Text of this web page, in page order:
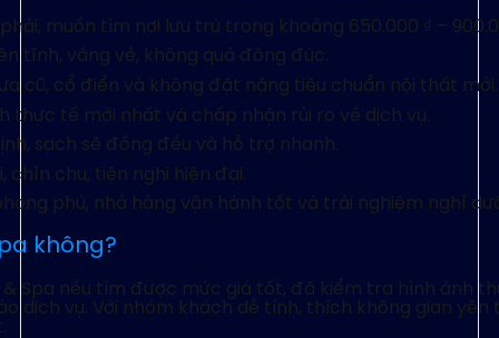
muốn tìm nơi lưu trú trong khoảng 650.000 ₫ –
tĩnh, vắng vẻ, không quá đông đúc.
cũ, cổ điển và không đặt nặng tiêu chuẩn nội thất mới.
thực tế mới nhất và chấp nhận rủi ro về dịch vụ.
sạch sẽ đồng đều và hỗ trợ nhanh.
chu, tiện nghi hiện đại.
phú, nhà hàng vận hành tốt và trải nghiệm nghỉ
không?
Spa nếu tìm được mức giá tốt, đã kiểm tra hình ảnh
dịch vụ. Với nhóm khách dễ tính, thích không gian yên